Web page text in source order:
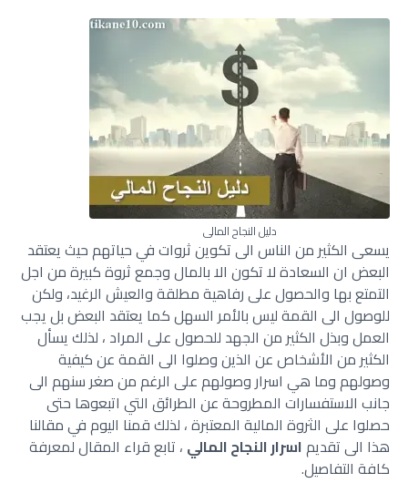
دليل النجاح المالي
يسعى الكثير من الناس الى تكوين ثروات في حياتهم حيث يعتقد
البعض ان السعادة لا تكون الا بالمال وجمع ثروة كبيرة من اجل
التمتع بها والحصول على رفاهية مطلقة والعيش الرغيد، ولكن
للوصول الى القمة ليس بالأمر السهل كما يعتقد البعض بل يجب
العمل وبذل الكثير من الجهد للحصول على المراد ، لذلك يسأل
الكثير من الأشخاص عن الذين وصلوا الى القمة عن كيفية
وصولهم وما هي اسرار وصولهم على الرغم من صغر سنهم الى
جانب الاستفسارات المطروحة عن الطرائق التي اتبعوها حتى
حصلوا على الثروة المالية المعتبرة ، لذلك قمنا اليوم في مقالنا
هذا الى تقديماسرار النجاح المالي ، تابع قراء المقال لمعرفة
كافة التفاصيل.